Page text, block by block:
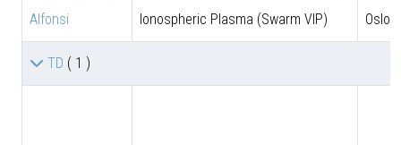
Alfonsi
Ionospheric Plasma (Swarm VIP)
Oslo
TD ( 1 )